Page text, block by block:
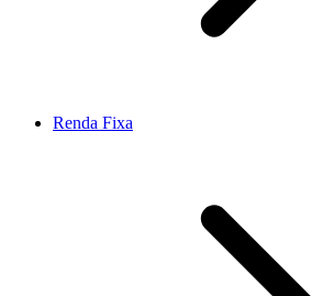
Renda Fixa